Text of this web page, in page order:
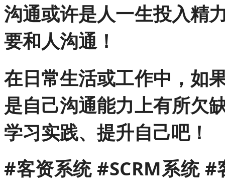
沟通或许是人一生投入精
要和人沟通！
在日常生活或工作中，如
是自己沟通能力上有所欠
学习实践、提升自己吧！
#客资系统 #SCRM系统 #